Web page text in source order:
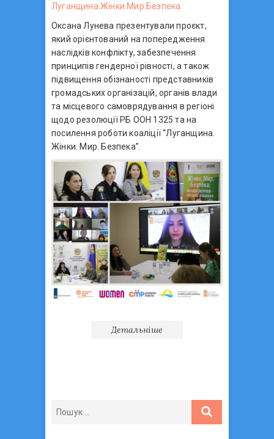
Луганщина.Жінки.Мир.Безпека.
Оксана Лунева презентували проєкт,
який орієнтований на попередження
наслідків конфлікту, забезпечення
принципів гендерної рівності, а також
підвищення обізнаності представників
громадських організацій, органів влади
та місцевого самоврядування в регіоні
щодо резолюції РБ ООН 1325 та на
посилення роботи коаліції “Луганщина.
Жінки. Мир. Безпека”.
Детальніше